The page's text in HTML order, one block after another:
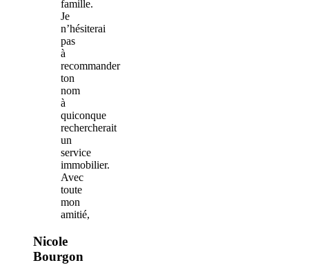
famille.
Je
n’hésiterai
pas
à
recommander
ton
nom
à
quiconque
rechercherait
un
service
immobilier.
Avec
toute
mon
amitié,
Nicole​
Bourgon